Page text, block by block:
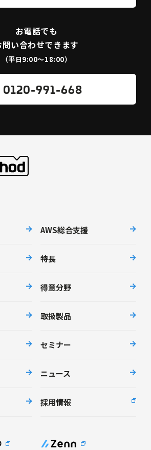
お電話でも
問い合わせできます
（平日9:00〜18:00）
0120-991-668
AWS総合支援
特長
得意分野
取扱製品
セミナー
ニュース
採用情報